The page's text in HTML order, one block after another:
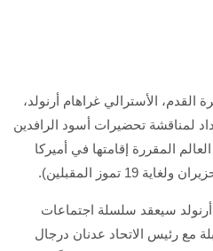
الأسترالي غراهام أرنولد،
لمناقشة تحضيرات أسود الرافدين
المقررة إقامتها في أميركا
سيعقد سلسلة اجتماعات
مع رئيس الاتحاد عدنان درجال